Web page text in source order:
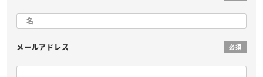
メールアドレス 必須